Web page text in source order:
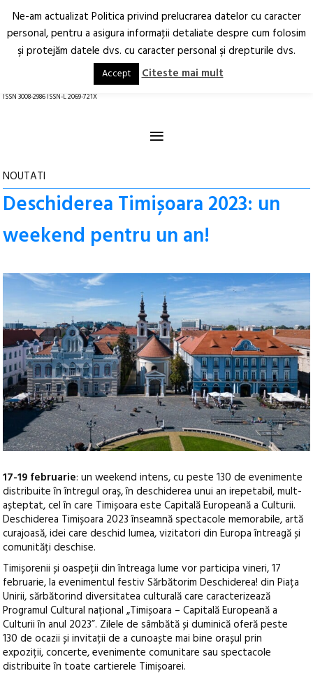
Arhitectură.
Oraș.
RO EN
ISSN 3008-2986 ISSN-L 2069-721X
≡
NOUTATI
Deschiderea Timișoara 2023: un
weekend pentru un an!
17-19 februarie: un weekend intens, cu peste 130 de evenimente
distribuite în întregul oraș, în deschiderea unui an irepetabil, mult-
așteptat, cel în care Timișoara este Capitală Europeană a Culturii.
Deschiderea Timișoara 2023 înseamnă spectacole memorabile, artă
curajoasă, idei care deschid lumea, vizitatori din Europa întreagă și
comunități deschise.
Timișorenii și oaspeții din întreaga lume vor participa vineri, 17
februarie, la evenimentul festiv Sărbătorim Deschiderea! din Piața
Unirii, sărbătorind diversitatea culturală care caracterizează
Programul Cultural național „Timișoara – Capitală Europeană a
Culturii în anul 2023”. Zilele de sâmbătă și duminică oferă peste
130 de ocazii și invitații de a cunoaște mai bine orașul prin
expoziții, concerte, evenimente comunitare sau spectacole
distribuite în toate cartierele Timișoarei.
Ne-am actualizat Politica privind prelucrarea datelor cu caracter
personal, pentru a asigura informaţii detaliate despre cum folosim
şi protejăm datele dvs. cu caracter personal şi drepturile dvs.
Accept Citeste mai mult